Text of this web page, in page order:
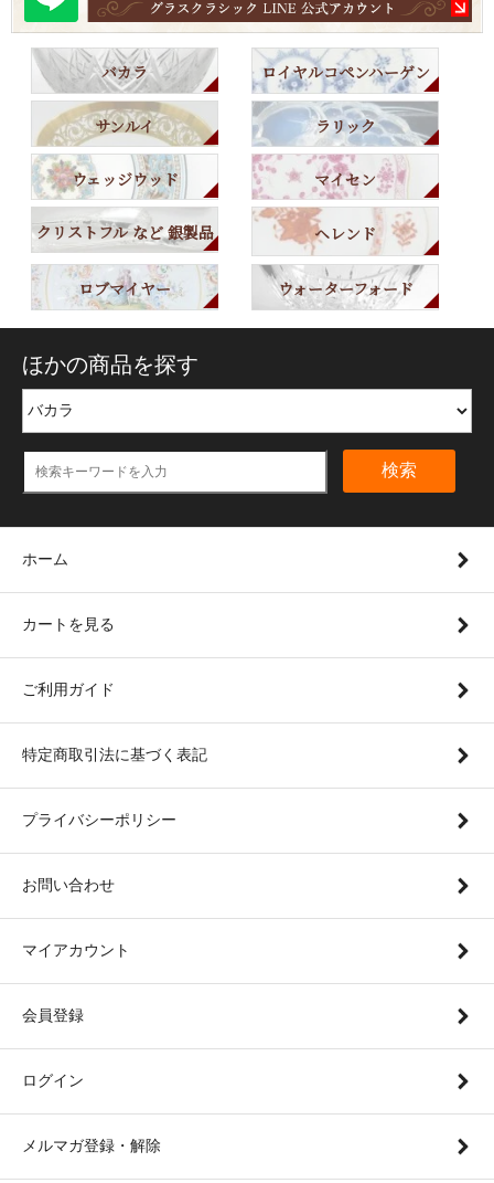
バカラ ロイヤルコペンハーゲン
サンルイ ラリック
ウェッジウッド マイセン
クリストフル など 銀製品 ヘレンド
ロブマイヤー ウォーターフォード
ほかの商品を探す
検索
ホーム
カートを見る
ご利用ガイド
特定商取引法に基づく表記
プライバシーポリシー
お問い合わせ
マイアカウント
会員登録
ログイン
メルマガ登録・解除